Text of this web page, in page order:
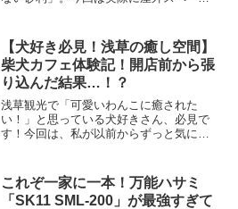
えないの？」「雨の日はどうなの？」
「屋外メダカ飼育には使える...
【犬好き必見！浅草の癒し空間】
柴犬カフェ体験記！開店前から張
り込んだ結果…！？
浅草観光で「可愛いわんこに癒された
い！」と思っている犬好きさん、必見で
す！今回は、私が以前からずっと気にな
ら張り込んで入店した裏話もご紹介しま
すので、ぜひ最後まで読んで...
これぞ一家に一本！万能ハサミ
「SK11 SML-200」が最強すぎて